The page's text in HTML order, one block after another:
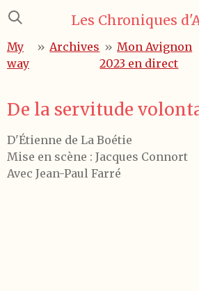
Passer
contenu
principal
Les Chroniques
My
way
» Archives » Mon Avignon
2023 en direct
De la servitude
D'Étienne de La Boétie
Mise en scène : Jacques Connort
Avec Jean-Paul Farré